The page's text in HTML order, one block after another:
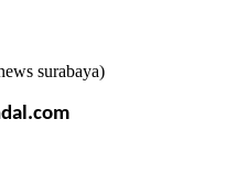
surabaya)